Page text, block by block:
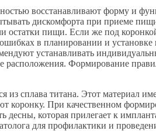
восстанавливают форму и
дискомфорта при приеме
остатки пищи. Если же под
в планировании и
устанавливать
расположения. Формирование
из сплава титана. Этот материал
коронку. При качественном
десны, которая прилегает к
для профилактики и